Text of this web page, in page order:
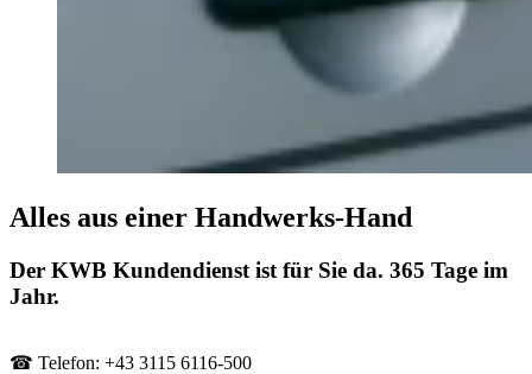
Alles aus einer Handwerks-Hand
Der KWB Kundendienst ist für Sie da. 365 Tage im
Jahr.
☎ Telefon: +43 3115 6116-500